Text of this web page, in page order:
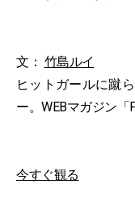
文： 竹島ルイ
ヒットガールに蹴
ー。WEBマガジン「
今すぐ観る